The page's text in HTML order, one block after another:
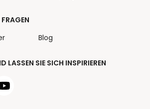
LASSEN SIE SICH INSPIRIEREN
Blog